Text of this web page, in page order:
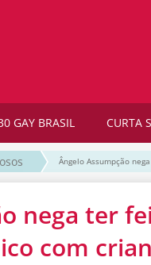
GAY BRASIL CURTA
Ângelo Assumpção
nega ter
com